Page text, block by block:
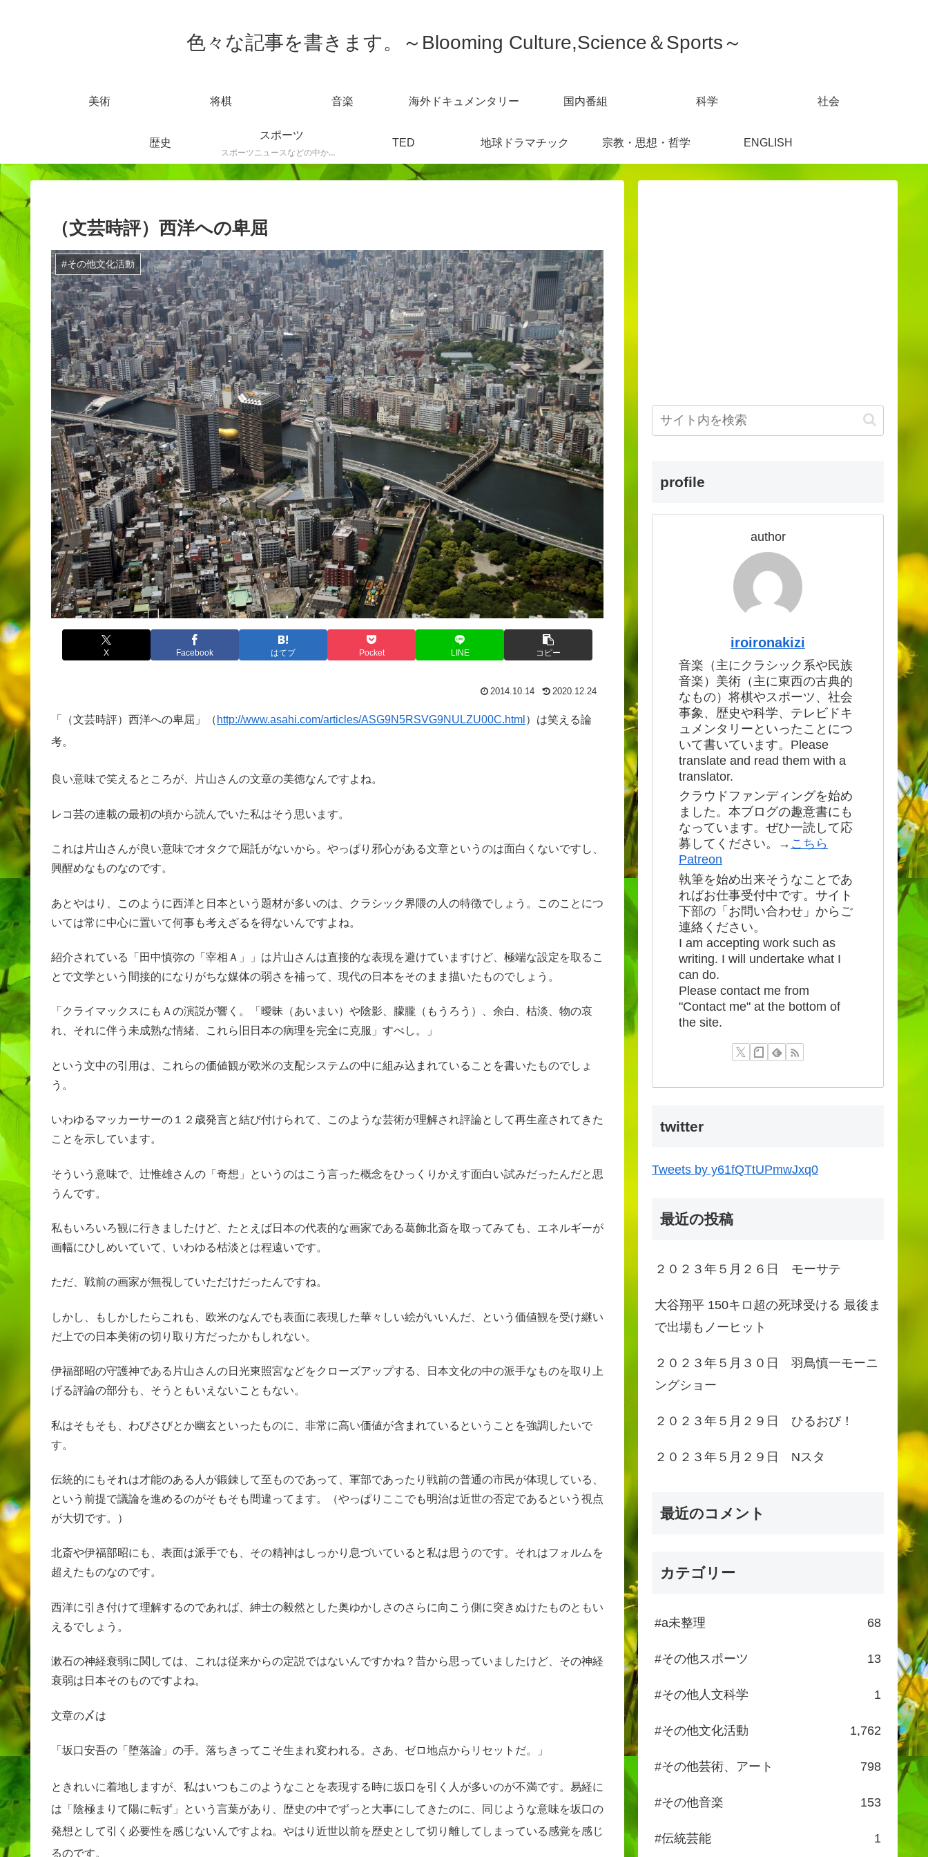
色々な記事を書きます。～Blooming Culture,Science＆Sports～
美術 将棋 音楽 海外ドキュメンタリー 国内番組 科学 社会
歴史
スポーツ
スポーツニュースなどの中から感じた事を書きます。
TED 地球ドラマチック 宗教・思想・哲学 ENGLISH
（文芸時評）西洋への卑屈
#その他文化活動
X Facebook はてブ Pocket LINE コピー
2014.10.14 2020.12.24
「（文芸時評）西洋への卑屈」（ http://www.asahi.com/articles/ASG9N5RSVG9NULZU00C.html ）は笑える論
考。
良い意味で笑えるところが、片山さんの文章の美徳なんですよね。
レコ芸の連載の最初の頃から読んでいた私はそう思います。
これは片山さんが良い意味でオタクで屈託がないから。やっぱり邪心がある文章というのは面白くないですし、
興醒めなものなのです。
あとやはり、このように西洋と日本という題材が多いのは、クラシック界隈の人の特徴でしょう。このことにつ
いては常に中心に置いて何事も考えざるを得ないんですよね。
紹介されている「田中慎弥の「宰相Ａ」」は片山さんは直接的な表現を避けていますけど、極端な設定を取るこ
とで文学という間接的になりがちな媒体の弱さを補って、現代の日本をそのまま描いたものでしょう。
「クライマックスにもＡの演説が響く。「曖昧（あいまい）や陰影、朦朧（もうろう）、余白、枯淡、物の哀
れ、それに伴う未成熟な情緒、これら旧日本の病理を完全に克服」すべし。」
という文中の引用は、これらの価値観が欧米の支配システムの中に組み込まれていることを書いたものでしょ
う。
いわゆるマッカーサーの１２歳発言と結び付けられて、このような芸術が理解され評論として再生産されてきた
ことを示しています。
そういう意味で、辻惟雄さんの「奇想」というのはこう言った概念をひっくりかえす面白い試みだったんだと思
うんです。
私もいろいろ観に行きましたけど、たとえば日本の代表的な画家である葛飾北斎を取ってみても、エネルギーが
画幅にひしめいていて、いわゆる枯淡とは程遠いです。
ただ、戦前の画家が無視していただけだったんですね。
しかし、もしかしたらこれも、欧米のなんでも表面に表現した華々しい絵がいいんだ、という価値観を受け継い
だ上での日本美術の切り取り方だったかもしれない。
伊福部昭の守護神である片山さんの日光東照宮などをクローズアップする、日本文化の中の派手なものを取り上
げる評論の部分も、そうともいえないこともない。
私はそもそも、わびさびとか幽玄といったものに、非常に高い価値が含まれているということを強調したいで
す。
伝統的にもそれは才能のある人が鍛錬して至ものであって、軍部であったり戦前の普通の市民が体現している、
という前提で議論を進めるのがそもそも間違ってます。（やっぱりここでも明治は近世の否定であるという視点
が大切です。）
北斎や伊福部昭にも、表面は派手でも、その精神はしっかり息づいていると私は思うのです。それはフォルムを
超えたものなのです。
西洋に引き付けて理解するのであれば、紳士の毅然とした奥ゆかしさのさらに向こう側に突きぬけたものともい
えるでしょう。
漱石の神経衰弱に関しては、これは従来からの定説ではないんですかね？昔から思っていましたけど、その神経
衰弱は日本そのものですよね。
文章の〆は
「坂口安吾の「堕落論」の手。落ちきってこそ生まれ変われる。さあ、ゼロ地点からリセットだ。」
ときれいに着地しますが、私はいつもこのようなことを表現する時に坂口を引く人が多いのが不満です。易経に
は「陰極まりて陽に転ず」という言葉があり、歴史の中でずっと大事にしてきたのに、同じような意味を坂口の
発想として引く必要性を感じないんですよね。やはり近世以前を歴史として切り離してしまっている感覚を感じ
るのです。
profile
author
iroironakizi
音楽（主にクラシック系や民族
音楽）美術（主に東西の古典的
なもの）将棋やスポーツ、社会
事象、歴史や科学、テレビドキ
ュメンタリーといったことにつ
いて書いています。Please
translate and read them with a
translator.
クラウドファンディングを始め
ました。本ブログの趣意書にも
なっています。ぜひ一読して応
募してください。→ こちら
Patreon
執筆を始め出来そうなことであ
ればお仕事受付中です。サイト
下部の「お問い合わせ」からご
連絡ください。
I am accepting work such as
writing. I will undertake what I
can do.
Please contact me from
"Contact me" at the bottom of
the site.
twitter
Tweets by y61fQTtUPmwJxq0
最近の投稿
２０２３年５月２６日 モーサテ
大谷翔平 150キロ超の死球受ける 最後ま
で出場もノーヒット
２０２３年５月３０日 羽鳥慎一モーニ
ングショー
２０２３年５月２９日 ひるおび！
２０２３年５月２９日 Nスタ
最近のコメント
カテゴリー
#a未整理 68
#その他スポーツ 13
#その他人文科学 1
#その他文化活動 1,762
#その他芸術、アート 798
#その他音楽 153
#伝統芸能 1